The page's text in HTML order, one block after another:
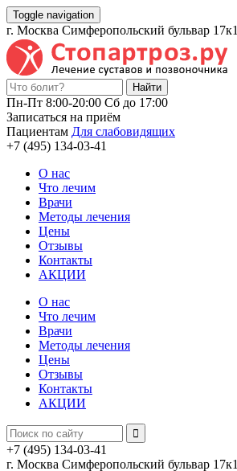
Toggle navigation
г. Москва Симферопольский бульвар 17к1
Пн-Пт 8:00-20:00 Cб до 17:00
Записаться на приём
Пациентам Для слабовидящих
+7 (495) 134-03-41
О нас
Что лечим
Врачи
Методы лечения
Цены
Отзывы
Контакты
АКЦИИ
О нас
Что лечим
Врачи
Методы лечения
Цены
Отзывы
Контакты
АКЦИИ
+7 (495) 134-03-41
г. Москва Симферопольский бульвар 17к1